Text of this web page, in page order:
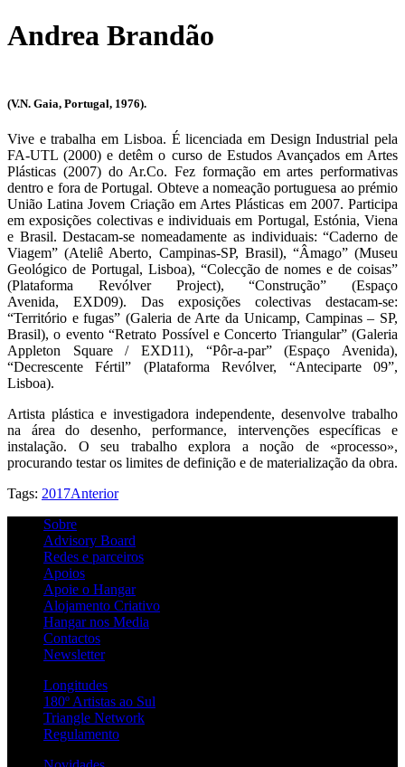
Andrea Brandão
(V.N. Gaia, Portugal, 1976).
Vive e trabalha em Lisboa. É licenciada em Design Industrial pela
FA-UTL (2000) e detêm o curso de Estudos Avançados em Artes
Plásticas (2007) do Ar.Co. Fez formação em artes performativas
dentro e fora de Portugal. Obteve a nomeação portuguesa ao prémio
União Latina Jovem Criação em Artes Plásticas em 2007. Participa
em exposições colectivas e individuais em Portugal, Estónia, Viena
e Brasil. Destacam-se nomeadamente as individuais: “Caderno de
Viagem” (Ateliê Aberto, Campinas-SP, Brasil), “Âmago” (Museu
Geológico de Portugal, Lisboa), “Colecção de nomes e de coisas”
(Plataforma Revólver Project), “Construção” (Espaço
Avenida, EXD09). Das exposições colectivas destacam-se:
“Território e fugas” (Galeria de Arte da Unicamp, Campinas – SP,
Brasil), o evento “Retrato Possível e Concerto Triangular” (Galeria
Appleton Square / EXD11), “Pôr-a-par” (Espaço Avenida),
“Decrescente Fértil” (Plataforma Revólver, “Anteciparte 09”,
Lisboa).
Artista plástica e investigadora independente, desenvolve trabalho
na área do desenho, performance, intervenções específicas e
instalação. O seu trabalho explora a noção de «processo»,
procurando testar os limites de definição e de materialização da obra.
Tags: 2017Anterior
Sobre
Advisory Board
Redes e parceiros
Apoios
Apoie o Hangar
Alojamento Criativo
Hangar nos Media
Contactos
Newsletter
Longitudes
180º Artistas ao Sul
Triangle Network
Regulamento